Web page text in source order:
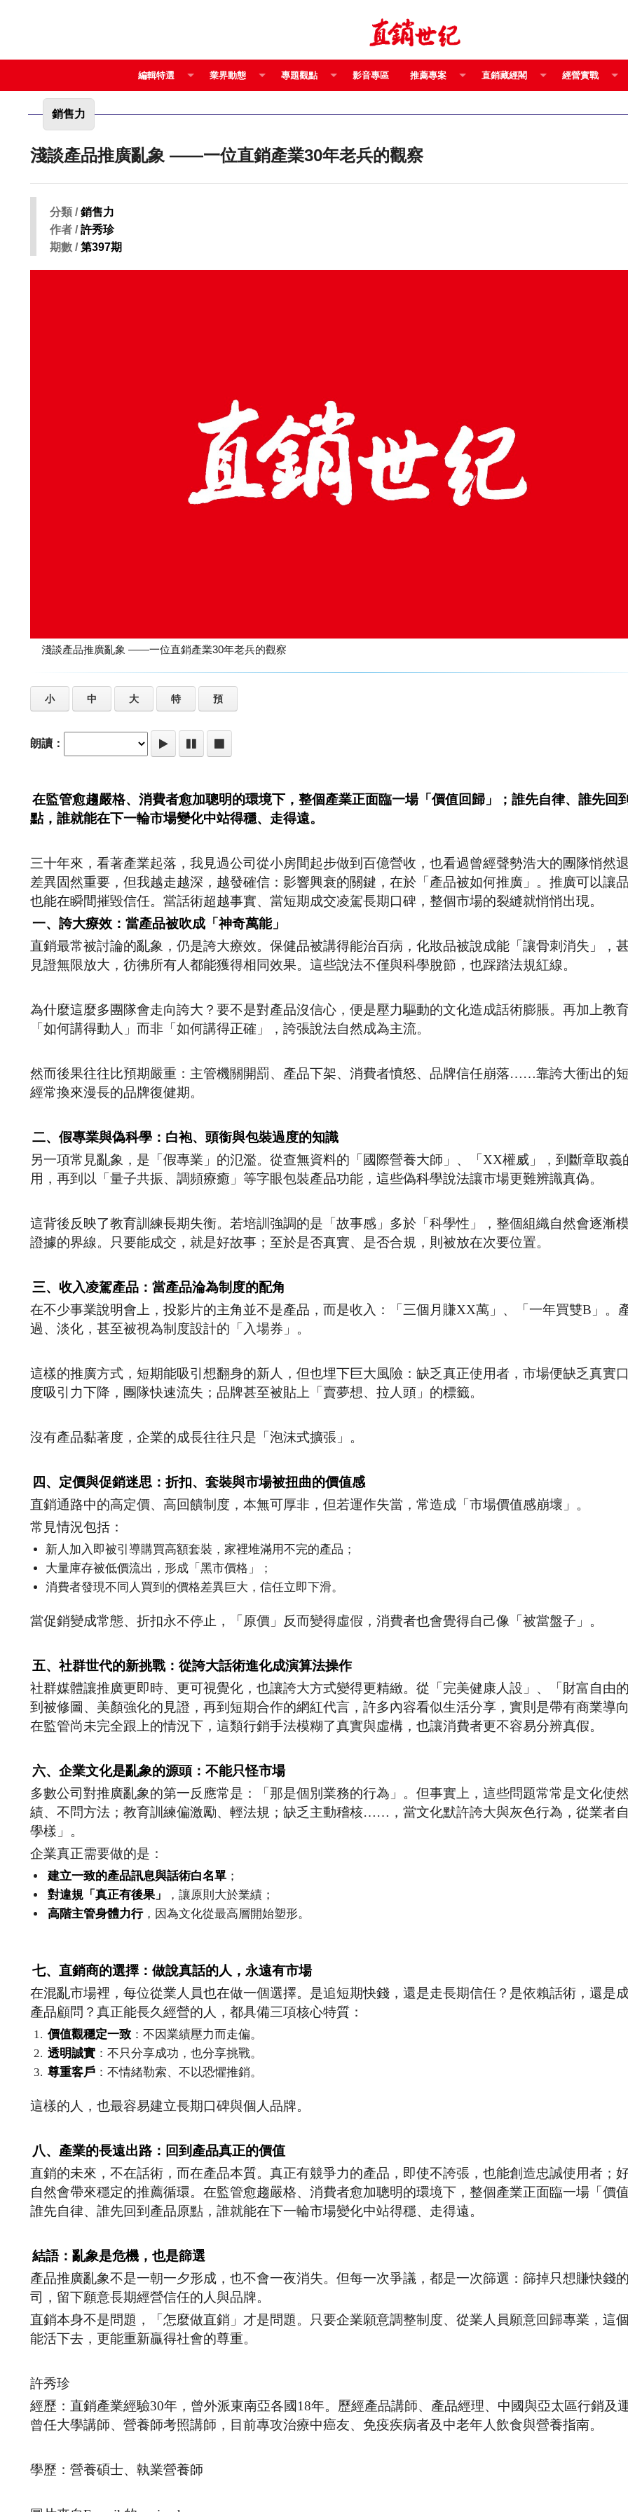
編輯特選 業界動態 專題觀點 影音專區 推薦專案 直銷藏經閣 經營實戰
銷售力
淺談產品推廣亂象 ——一位直銷產業30年老兵的觀察
分類 /銷售力
作者 /許秀珍
期數 /第397期
淺談產品推廣亂象 ——一位直銷產業30年老兵的觀察
小 中 大 特 預
朗讀：
在監管愈趨嚴格、消費者愈加聰明的環境下，整個產業正面臨一場「價值回歸」；誰先自律、誰先回
點，誰就能在下一輪市場變化中站得穩、走得遠。
三十年來，看著產業起落，我見過公司從小房間起步做到百億營收，也看過曾經聲勢浩大的團隊悄然
差異固然重要，但我越走越深，越發確信：影響興衰的關鍵，在於「產品被如何推廣」。推廣可以讓品
也能在瞬間摧毀信任。當話術超越事實、當短期成交凌駕長期口碑，整個市場的裂縫就悄悄出現。
一、誇大療效：當產品被吹成「神奇萬能」
直銷最常被討論的亂象，仍是誇大療效。保健品被講得能治百病，化妝品被說成能「讓骨刺消失」，
見證無限放大，彷彿所有人都能獲得相同效果。這些說法不僅與科學脫節，也踩踏法規紅線。
為什麼這麼多團隊會走向誇大？要不是對產品沒信心，便是壓力驅動的文化造成話術膨脹。再加上教
「如何講得動人」而非「如何講得正確」，誇張說法自然成為主流。
然而後果往往比預期嚴重：主管機關開罰、產品下架、消費者憤怒、品牌信任崩落……靠誇大衝出的短
經常換來漫長的品牌復健期。
二、假專業與偽科學：白袍、頭銜與包裝過度的知識
另一項常見亂象，是「假專業」的氾濫。從查無資料的「國際營養大師」、「XX權威」，到斷章取義
用，再到以「量子共振、調頻療癒」等字眼包裝產品功能，這些偽科學說法讓市場更難辨識真偽。
這背後反映了教育訓練長期失衡。若培訓強調的是「故事感」多於「科學性」，整個組織自然會逐漸
證據的界線。只要能成交，就是好故事；至於是否真實、是否合規，則被放在次要位置。
三、收入凌駕產品：當產品淪為制度的配角
在不少事業說明會上，投影片的主角並不是產品，而是收入：「三個月賺XX萬」、「一年買雙B」。
過、淡化，甚至被視為制度設計的「入場券」。
這樣的推廣方式，短期能吸引想翻身的新人，但也埋下巨大風險：缺乏真正使用者，市場便缺乏真實
度吸引力下降，團隊快速流失；品牌甚至被貼上「賣夢想、拉人頭」的標籤。
沒有產品黏著度，企業的成長往往只是「泡沫式擴張」。
四、定價與促銷迷思：折扣、套裝與市場被扭曲的價值感
直銷通路中的高定價、高回饋制度，本無可厚非，但若運作失當，常造成「市場價值感崩壞」。
常見情況包括：
新人加入即被引導購買高額套裝，家裡堆滿用不完的產品；
大量庫存被低價流出，形成「黑市價格」；
消費者發現不同人買到的價格差異巨大，信任立即下滑。
當促銷變成常態、折扣永不停止，「原價」反而變得虛假，消費者也會覺得自己像「被當盤子」。
五、社群世代的新挑戰：從誇大話術進化成演算法操作
社群媒體讓推廣更即時、更可視覺化，也讓誇大方式變得更精緻。從「完美健康人設」、「財富自由的
到被修圖、美顏強化的見證，再到短期合作的網紅代言，許多內容看似生活分享，實則是帶有商業導向
在監管尚未完全跟上的情況下，這類行銷手法模糊了真實與虛構，也讓消費者更不容易分辨真假。
六、企業文化是亂象的源頭：不能只怪市場
多數公司對推廣亂象的第一反應常是：「那是個別業務的行為」。但事實上，這些問題常常是文化使
績、不問方法；教育訓練偏激勵、輕法規；缺乏主動稽核……，當文化默許誇大與灰色行為，從業者
學樣」。
企業真正需要做的是：
建立一致的產品訊息與話術白名單 ；
對違規「真正有後果」
，讓原則大於業績；
高階主管身體力行，因為文化從最高層開始塑形。
七、直銷商的選擇：做說真話的人，永遠有市場
在混亂市場裡，每位從業人員也在做一個選擇。是追短期快錢，還是走長期信任？是依賴話術，還是
產品顧問？真正能長久經營的人，都具備三項核心特質：
價值觀穩定一致 ：不因業績壓力而走偏。
透明誠實 ：不只分享成功，也分享挑戰。
尊重客戶 ：不情緒勒索、不以恐懼推銷。
這樣的人，也最容易建立長期口碑與個人品牌。
八、產業的長遠出路：回到產品真正的價值
直銷的未來，不在話術，而在產品本質。真正有競爭力的產品，即使不誇張，也能創造忠誠使用者；好
自然會帶來穩定的推薦循環。在監管愈趨嚴格、消費者愈加聰明的環境下，整個產業正面臨一場「價值
誰先自律、誰先回到產品原點，誰就能在下一輪市場變化中站得穩、走得遠。
結語：亂象是危機，也是篩選
產品推廣亂象不是一朝一夕形成，也不會一夜消失。但每一次爭議，都是一次篩選：篩掉只想賺快錢
司，留下願意長期經營信任的人與品牌。
直銷本身不是問題，「怎麼做直銷」才是問題。只要企業願意調整制度、從業人員願意回歸專業，這
能活下去，更能重新贏得社會的尊重。
許秀珍
經歷：直銷產業經驗30年，曾外派東南亞各國18年。歷經產品講師、產品經理、中國與亞太區行銷及
曾任大學講師、營養師考照講師，目前專攻治療中癌友、免疫疾病者及中老年人飲食與營養指南。
學歷：營養碩士、執業營養師